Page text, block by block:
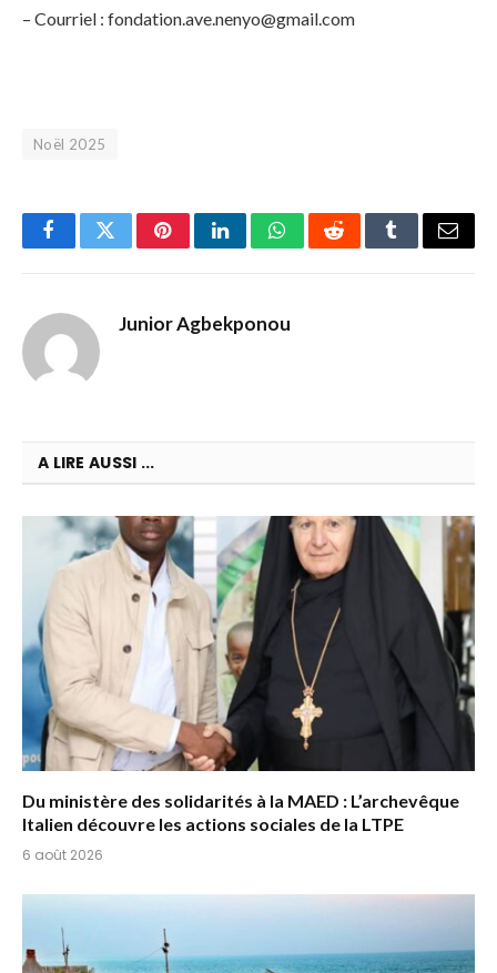
– Courriel : fondation.ave.nenyo@gmail.com
Noël 2025
FacebookTwitterPinterestLinkedInWhatsAppRedditTumblrEmail
Junior Agbekponou
A LIRE AUSSI ...
Du ministère des solidarités à la MAED : L’archevêque
Italien découvre les actions sociales de la LTPE
6 août 2026